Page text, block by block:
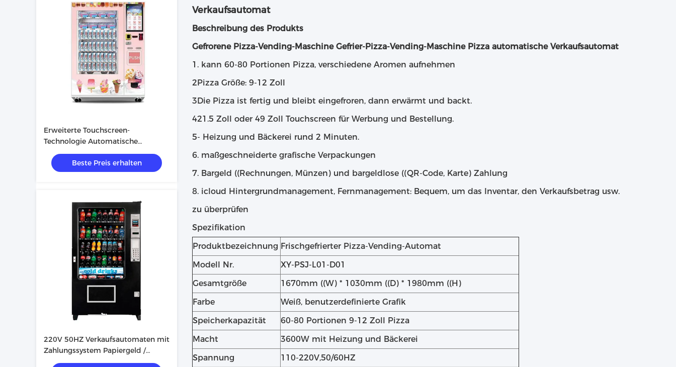
Erweiterte Touchscreen-
Technologie Automatische
Saftverkäuferin für eine große
Auswahl an Produkten
Beste Preis erhalten
220V 50HZ Verkaufsautomaten mit
Zahlungssystem Papiergeld /
Münze / Scan und individuell
Verkaufsautomat
Beschreibung des Produkts
Gefrorene Pizza-Vending-Maschine Gefrier-Pizza-Vending-Maschine Pizza automatische Verkaufsautomat
1. kann 60-80 Portionen Pizza, verschiedene Aromen aufnehmen
2Pizza Größe: 9-12 Zoll
3Die Pizza ist fertig und bleibt eingefroren, dann erwärmt und backt.
421.5 Zoll oder 49 Zoll Touchscreen für Werbung und Bestellung.
5- Heizung und Bäckerei rund 2 Minuten.
6. maßgeschneiderte grafische Verpackungen
7. Bargeld ((Rechnungen, Münzen) und bargeldlose ((QR-Code, Karte) Zahlung
8. icloud Hintergrundmanagement, Fernmanagement: Bequem, um das Inventar, den Verkaufsbetrag usw.
zu überprüfen
Spezifikation
Produktbezeichnung Frischgefrierter Pizza-Vending-Automat
Modell Nr.
XY-PSJ-L01-D01
Gesamtgröße
1670mm ((W) * 1030mm ((D) * 1980mm ((H)
Farbe
Weiß, benutzerdefinierte Grafik
Speicherkapazität
60-80 Portionen 9-12 Zoll Pizza
Macht
3600W mit Heizung und Bäckerei
Spannung
110-220V,50/60HZ